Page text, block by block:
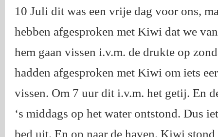
10 Juli dit was een vrije dag voor ons,
hebben afgesproken met Kiwi dat we
hem gaan vissen i.v.m. de drukte op
hadden afgesproken met Kiwi om iets
vissen. Om 7 uur dit i.v.m. het getij. En
‘s middags op het water ontstond. Dus
bed uit. En op naar de haven. Kiwi stond